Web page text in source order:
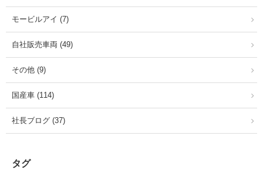
モービルアイ (7)
自社販売車両 (49)
その他 (9)
国産車 (114)
社長ブログ (37)
タグ